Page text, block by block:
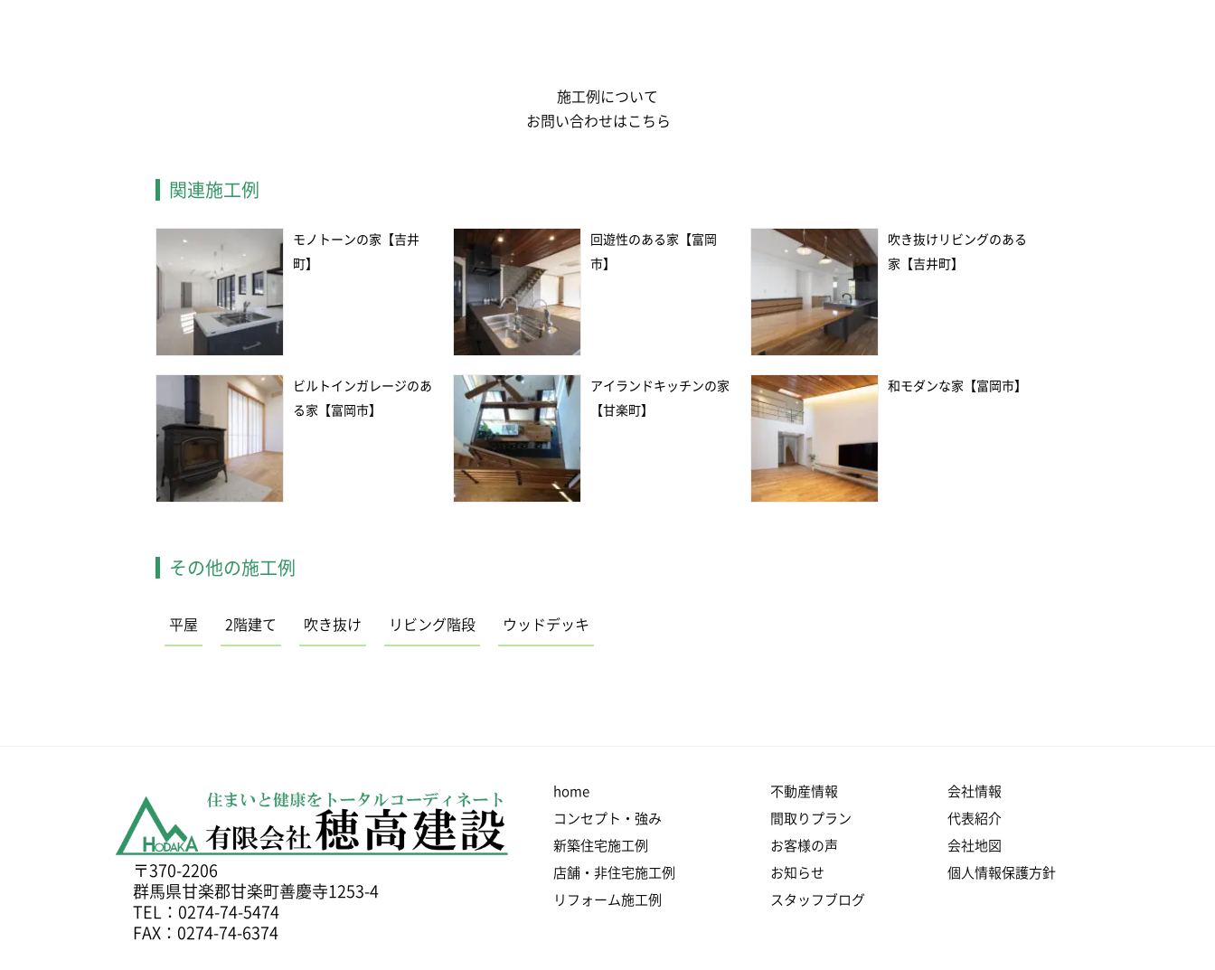
施工例について
お問い合わせはこちら
関連施工例
モノトーンの家【吉井
町】
回遊性のある家【富岡
市】
吹き抜けリビングのある
家【吉井町】
ビルトインガレージのあ
る家【富岡市】
アイランドキッチンの家
【甘楽町】
和モダンな家【富岡市】
その他の施工例
平屋 2階建て 吹き抜け リビング階段 ウッドデッキ
home
コンセプト・強み
新築住宅施工例
店舗・非住宅施工例
リフォーム施工例
不動産情報
間取りプラン
お客様の声
お知らせ
スタッフブログ
会社情報
代表紹介
会社地図
個人情報保護方針
〒370-2206
群馬県甘楽郡甘楽町善慶寺1253-4
TEL：0274-74-5474
FAX：0274-74-6374